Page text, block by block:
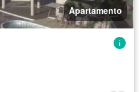
Apartamento